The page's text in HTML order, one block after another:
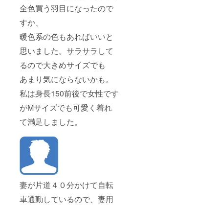
全色買う羽目になったので
すか、
暖色系の色もあればいいと
思いました。サラサラして
るので大きめサイズでも
あまり気にならないかも。
私は身長150前後で女性です
がMサイズでも可愛く着れ
て満足しました。
妻が片道４０分かけて自転
車通勤しているので、妻用